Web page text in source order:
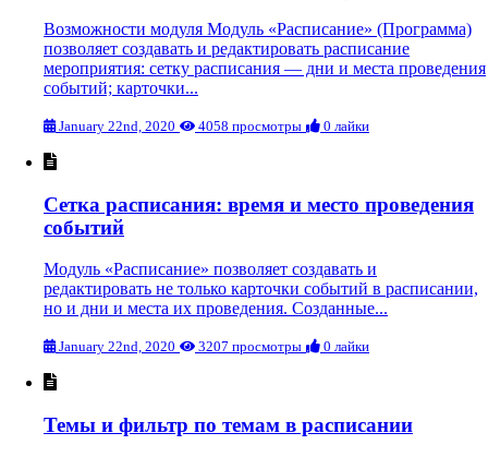
Возможности модуля Модуль «Расписание» (Программа)
позволяет создавать и редактировать расписание
мероприятия: сетку расписания — дни и места проведения
событий; карточки...
January 22nd, 2020 4058 просмотры 0 лайки
Сетка расписания: время и место проведения
событий
Модуль «Расписание» позволяет создавать и
редактировать не только карточки событий в расписании,
но и дни и места их проведения. Созданные...
January 22nd, 2020 3207 просмотры 0 лайки
Темы и фильтр по темам в расписании